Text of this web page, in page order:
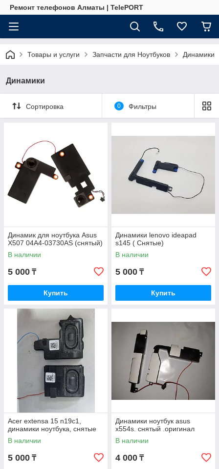
Ремонт телефонов Алматы | TelePORT
Товары и услуги Запчасти для Ноутбуков Динамики
Динамики
Сортировка 0 Фильтры
Динамик для ноутбука Asus
X507 04A4-03730AS (cнятый)
В наличии
5 000 ₸
Купить
Динамики lenovo ideapad
s145 ( Снятые)
В наличии
5 000 ₸
Купить
Acer extensa 15 n19c1,
динамики ноутбука, снятые
В наличии
5 000 ₸
Динамики ноутбук asus
x554s. снятый .оригинал
В наличии
4 000 ₸